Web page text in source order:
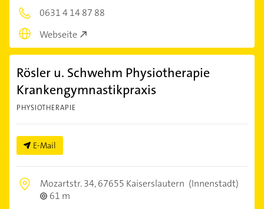
0631 4 14 87 88
Webseite
Rösler u. Schwehm Physiotherapie
Krankengymnastikpraxis
PHYSIOTHERAPIE
E-Mail
Mozartstr. 34,67655 Kaiserslautern (Innenstadt)
61 m